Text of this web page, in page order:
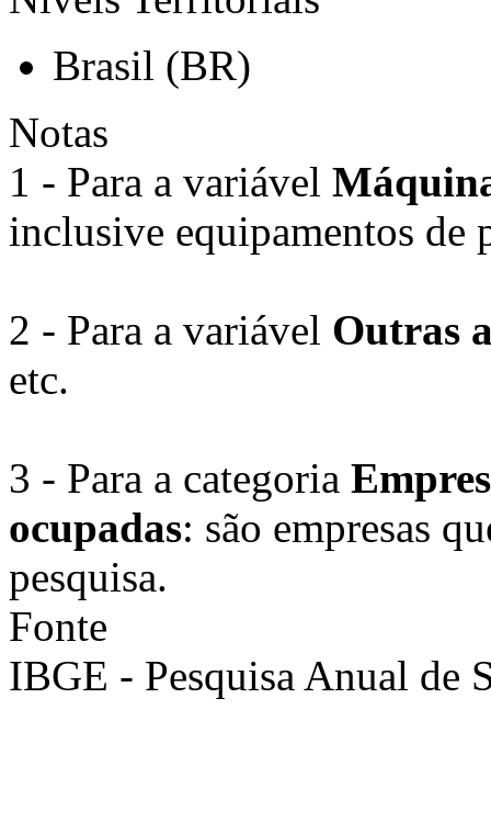
Brasil (BR)
Notas
1 - Para a variável
inclusive equipamentos de
2 - Para a variável Outras
etc.
3 - Para a categoria
ocupadas: são empresas
pesquisa.
Fonte
IBGE - Pesquisa Anual de